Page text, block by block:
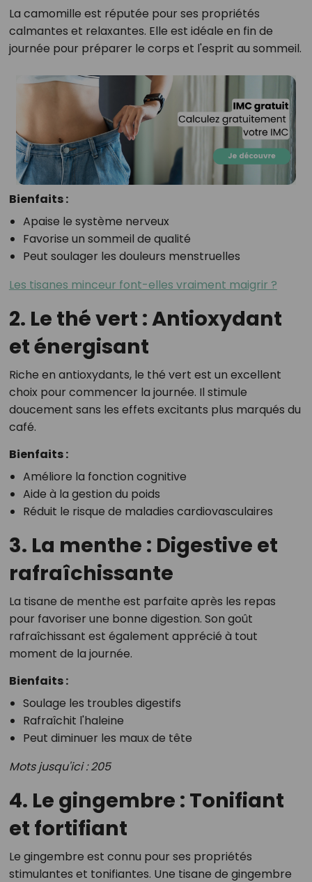
La camomille est réputée pour ses propriétés
calmantes et relaxantes. Elle est idéale en fin de
journée pour préparer le corps et l'esprit au sommeil.
Bienfaits :
Apaise le système nerveux
Favorise un sommeil de qualité
Peut soulager les douleurs menstruelles
Les tisanes minceur font-elles vraiment maigrir ?
2. Le thé vert : Antioxydant
et énergisant
Riche en antioxydants, le thé vert est un excellent
choix pour commencer la journée. Il stimule
doucement sans les effets excitants plus marqués du
café.
Bienfaits :
Améliore la fonction cognitive
Aide à la gestion du poids
Réduit le risque de maladies cardiovasculaires
3. La menthe : Digestive et
rafraîchissante
La tisane de menthe est parfaite après les repas
pour favoriser une bonne digestion. Son goût
rafraîchissant est également apprécié à tout
moment de la journée.
Bienfaits :
Soulage les troubles digestifs
Rafraîchit l'haleine
Peut diminuer les maux de tête
Mots jusqu'ici : 205
4. Le gingembre : Tonifiant
et fortifiant
Le gingembre est connu pour ses propriétés
stimulantes et tonifiantes. Une tisane de gingembre